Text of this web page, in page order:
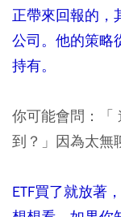
正帶來回報的，
公司。他的策略
持有。
你可能會問：「
到？」因為太無
ETF買了就放著